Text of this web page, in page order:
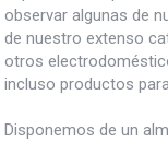
observar algunas de
de nuestro extenso
otros
incluso productos
Disponemos de un